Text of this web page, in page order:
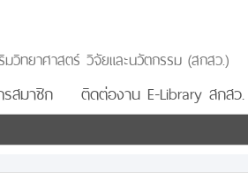
วิทยาศาสตร์ วิจัยและนวัตกรรม (สกสว.)
สมาชิก ติดต่องาน E-Library สกสว.